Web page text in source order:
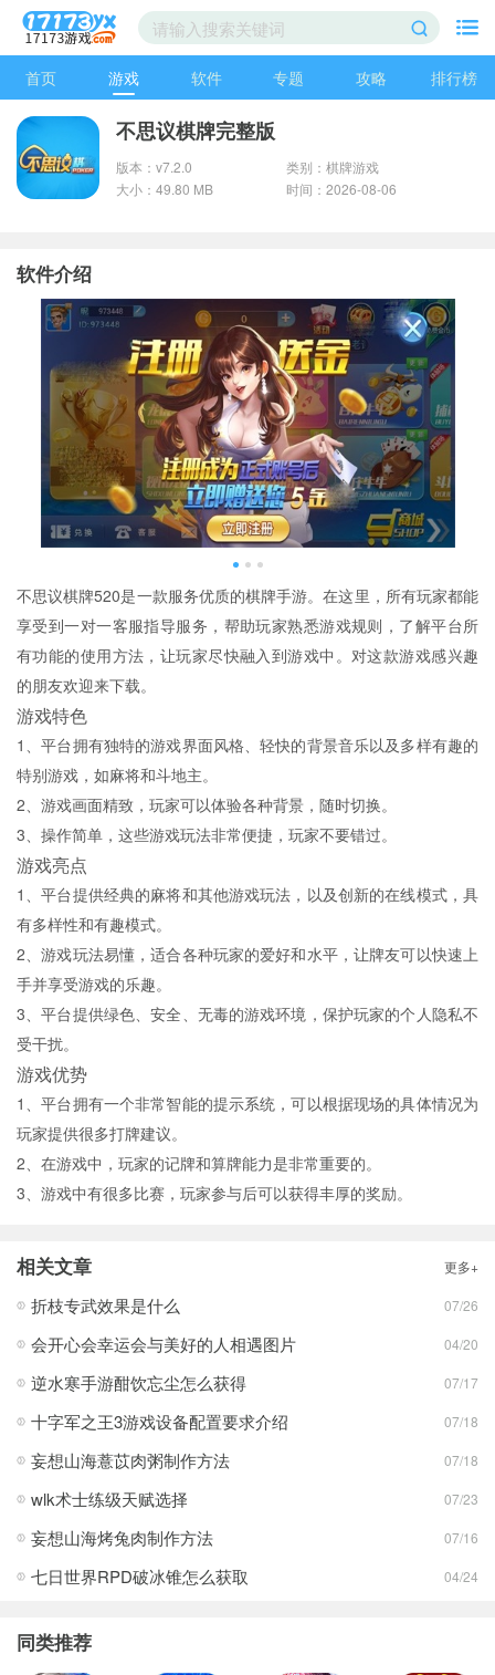
首页 游戏 软件 专题 攻略 排行榜
不思议棋牌完整版
版本：v7.2.0
类别：棋牌游戏
大小：49.80 MB
时间：2026-08-06
软件介绍
不思议棋牌520是一款服务优质的棋牌手游。在这里，所有玩家都能
享受到一对一客服指导服务，帮助玩家熟悉游戏规则，了解平台所
有功能的使用方法，让玩家尽快融入到游戏中。对这款游戏感兴趣
的朋友欢迎来下载。
游戏特色
1、平台拥有独特的游戏界面风格、轻快的背景音乐以及多样有趣的
特别游戏，如麻将和斗地主。
2、游戏画面精致，玩家可以体验各种背景，随时切换。
3、操作简单，这些游戏玩法非常便捷，玩家不要错过。
游戏亮点
1、平台提供经典的麻将和其他游戏玩法，以及创新的在线模式，具
有多样性和有趣模式。
2、游戏玩法易懂，适合各种玩家的爱好和水平，让牌友可以快速上
手并享受游戏的乐趣。
3、平台提供绿色、安全、无毒的游戏环境，保护玩家的个人隐私不
受干扰。
游戏优势
1、平台拥有一个非常智能的提示系统，可以根据现场的具体情况为
玩家提供很多打牌建议。
2、在游戏中，玩家的记牌和算牌能力是非常重要的。
3、游戏中有很多比赛，玩家参与后可以获得丰厚的奖励。
相关文章 更多+
折枝专武效果是什么 07/26
会开心会幸运会与美好的人相遇图片 04/20
逆水寒手游酣饮忘尘怎么获得 07/17
十字军之王3游戏设备配置要求介绍 07/18
妄想山海薏苡肉粥制作方法 07/18
wlk术士练级天赋选择 07/23
妄想山海烤兔肉制作方法 07/16
七日世界RPD破冰锥怎么获取 04/24
同类推荐